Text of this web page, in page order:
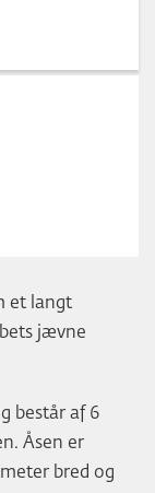
et langt
jævne
består af 6
Åsen er
bred og